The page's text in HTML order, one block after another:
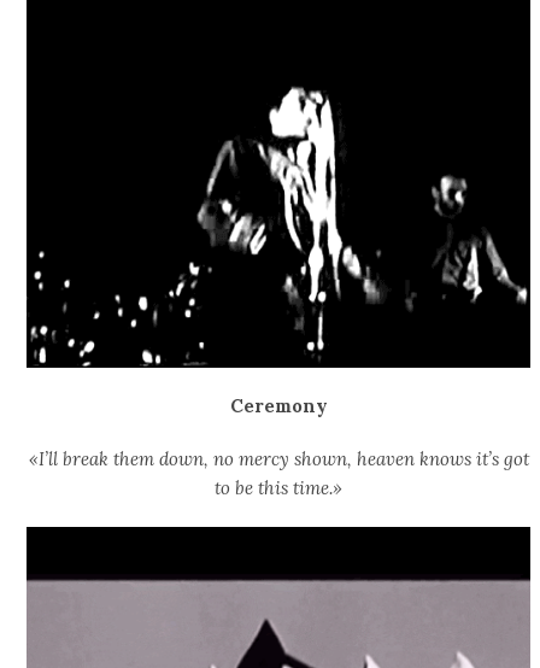
Ceremony
«I’ll break them down, no mercy shown, heaven knows it’s got
to be this time.»